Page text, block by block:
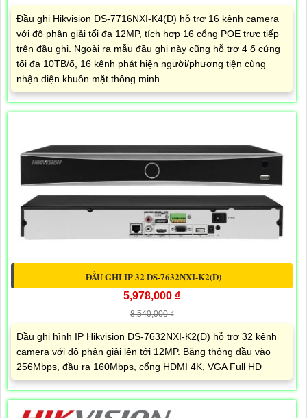
Đầu ghi Hikvision DS-7716NXI-K4(D) hỗ trợ 16 kênh camera
với độ phân giải tối đa 12MP, tích hợp 16 cổng POE trực tiếp
trên đầu ghi. Ngoài ra mẫu đầu ghi này cũng hỗ trợ 4 ổ cứng
tối đa 10TB/ổ, 16 kênh phát hiện người/phương tiện cùng
nhận diện khuôn mặt thông minh
ĐẦU GHI IP 32 DS-7632NXI-K2(D)
5,978,000 ₫
8,540,000 ₫
Đầu ghi hình IP Hikvision DS-7632NXI-K2(D) hỗ trợ 32 kênh
camera với độ phân giải lên tới 12MP. Băng thông đầu vào
256Mbps, đầu ra 160Mbps, cổng HDMI 4K, VGA Full HD